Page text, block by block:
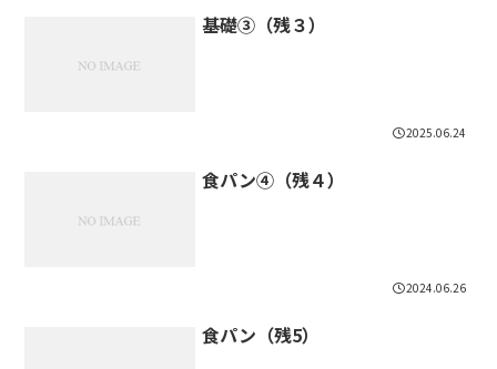
基礎③（残３）
2025.06.24
食パン④（残４）
2024.06.26
食パン（残5）